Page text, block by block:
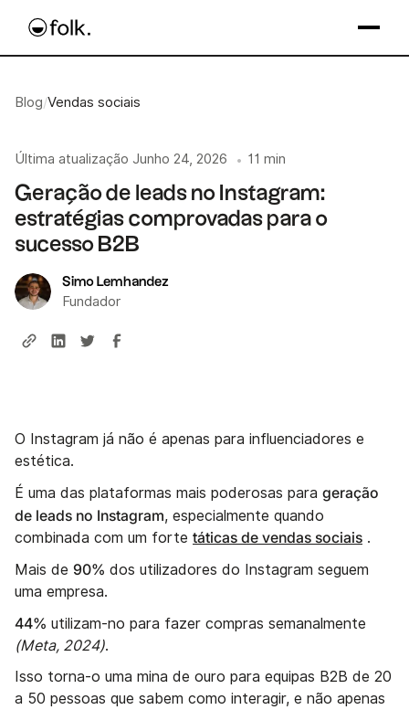
Blog/Vendas sociais
Última atualização Junho 24, 2026 • 11 min
Geração de leads no Instagram:
estratégias comprovadas para o
sucesso B2B
Simo Lemhandez
Fundador
O Instagram já não é apenas para influenciadores e
estética.
É uma das plataformas mais poderosas para geração
de leads no Instagram, especialmente quando
combinada com um forte táticas de vendas sociais .
Mais de 90% dos utilizadores do Instagram seguem
uma empresa.
44% utilizam-no para fazer compras semanalmente
(Meta, 2024).
Isso torna-o uma mina de ouro para equipas B2B de 20
a 50 pessoas que sabem como interagir, e não apenas